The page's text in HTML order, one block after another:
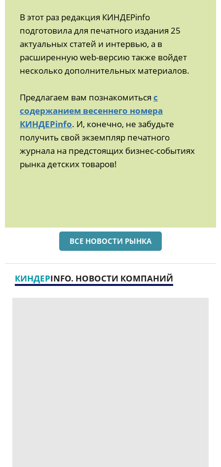
В этот раз редакция КИНДЕРinfo
подготовила для печатного издания 25
актуальных статей и интервью, а в
расширенную web-версию также войдет
несколько дополнительных материалов.
Предлагаем вам познакомиться с
содержанием весеннего номера
КИНДЕРinfo. И, конечно, не забудьте
получить свой экземпляр печатного
журнала на предстоящих бизнес-событиях
рынка детских товаров!
ВСЕ НОВОСТИ РЫНКА
КИНДЕРINFO. НОВОСТИ КОМПАНИЙ